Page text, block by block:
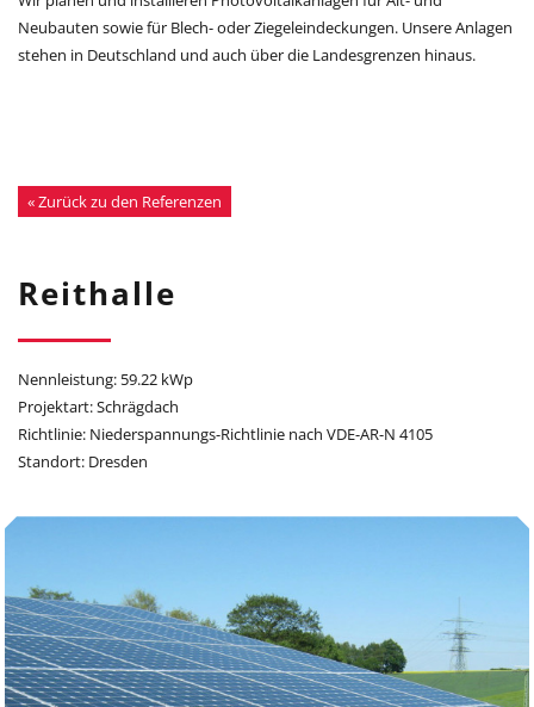
Neubauten sowie für Blech- oder Ziegeleindeckungen. Unsere Anlagen
stehen in Deutschland und auch über die Landesgrenzen hinaus.
« Zurück zu den Referenzen
Reithalle
Nennleistung: 59.22 kWp
Projektart: Schrägdach
Richtlinie: Niederspannungs-Richtlinie nach VDE-AR-N 4105
Standort: Dresden